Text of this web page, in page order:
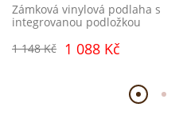
Zámková vinylová podlaha s
integrovanou podložkou
1 148 Kč
1 088 Kč